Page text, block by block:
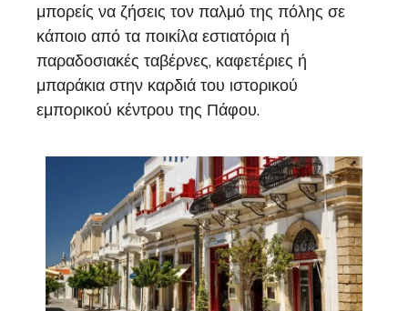
μπορείς να ζήσεις τον παλμό της πόλης σε
κάποιο από τα ποικίλα εστιατόρια ή
παραδοσιακές ταβέρνες, καφετέριες ή
μπαράκια στην καρδιά του ιστορικού
εμπορικού κέντρου της Πάφου.